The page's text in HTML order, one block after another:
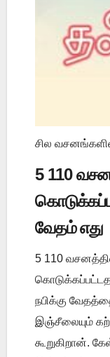
சில
5 110
வேதம் எது
5 110
நபிக்கு
இஞ்சீலையும்
கூறுகிறான்.